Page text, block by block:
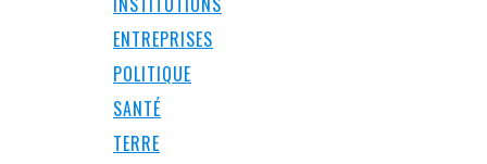
ENTREPRISES
POLITIQUE
SANTÉ
TERRE